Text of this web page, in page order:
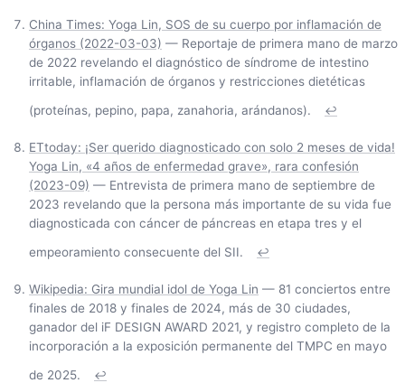
China Times: Yoga Lin, SOS de su cuerpo por inflamación de
órganos (2022-03-03) — Reportaje de primera mano de marzo
de 2022 revelando el diagnóstico de síndrome de intestino
irritable, inflamación de órganos y restricciones dietéticas
(proteínas, pepino, papa, zanahoria, arándanos).
↩
ETtoday: ¡Ser querido diagnosticado con solo 2 meses de vida!
Yoga Lin, «4 años de enfermedad grave», rara confesión
(2023-09) — Entrevista de primera mano de septiembre de
2023 revelando que la persona más importante de su vida fue
diagnosticada con cáncer de páncreas en etapa tres y el
empeoramiento consecuente del SII.
↩
Wikipedia: Gira mundial idol de Yoga Lin — 81 conciertos entre
finales de 2018 y finales de 2024, más de 30 ciudades,
ganador del iF DESIGN AWARD 2021, y registro completo de la
incorporación a la exposición permanente del TMPC en mayo
de 2025.
↩